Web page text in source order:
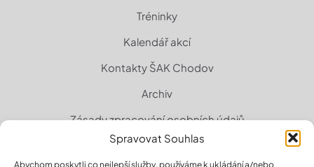
Spravovat Souhlas
Abychom poskytli co nejlepší služby, používáme k ukládání a/nebo
Tréninky
Kalendář akcí
Kontakty ŠAK Chodov
Archiv
Zásady zpracování osobních údajů
Zásady cookies (EU)